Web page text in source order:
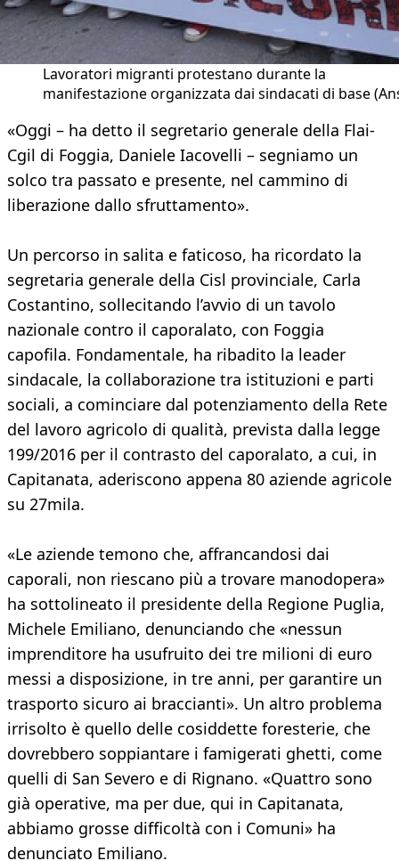
Lavoratori migranti protestano durante la
manifestazione organizzata dai sindacati di base
«Oggi – ha detto il segretario generale della Flai-
Cgil di Foggia, Daniele Iacovelli – segniamo un
solco tra passato e presente, nel cammino di
liberazione dallo sfruttamento».
Un percorso in salita e faticoso, ha ricordato la
segretaria generale della Cisl provinciale, Carla
Costantino, sollecitando l’avvio di un tavolo
nazionale contro il caporalato, con Foggia
capofila. Fondamentale, ha ribadito la leader
sindacale, la collaborazione tra istituzioni e parti
sociali, a cominciare dal potenziamento della Rete
del lavoro agricolo di qualità, prevista dalla legge
199/2016 per il contrasto del caporalato, a cui, in
Capitanata, aderiscono appena 80 aziende agricole
su 27mila.
«Le aziende temono che, affrancandosi dai
caporali, non riescano più a trovare manodopera»
ha sottolineato il presidente della Regione Puglia,
Michele Emiliano, denunciando che «nessun
imprenditore ha usufruito dei tre milioni di euro
messi a disposizione, in tre anni, per garantire un
trasporto sicuro ai braccianti». Un altro problema
irrisolto è quello delle cosiddette foresterie, che
dovrebbero soppiantare i famigerati ghetti, come
quelli di San Severo e di Rignano. «Quattro sono
già operative, ma per due, qui in Capitanata,
abbiamo grosse difficoltà con i Comuni» ha
denunciato Emiliano.